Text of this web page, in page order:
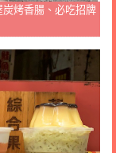
烤香腸、必吃招牌